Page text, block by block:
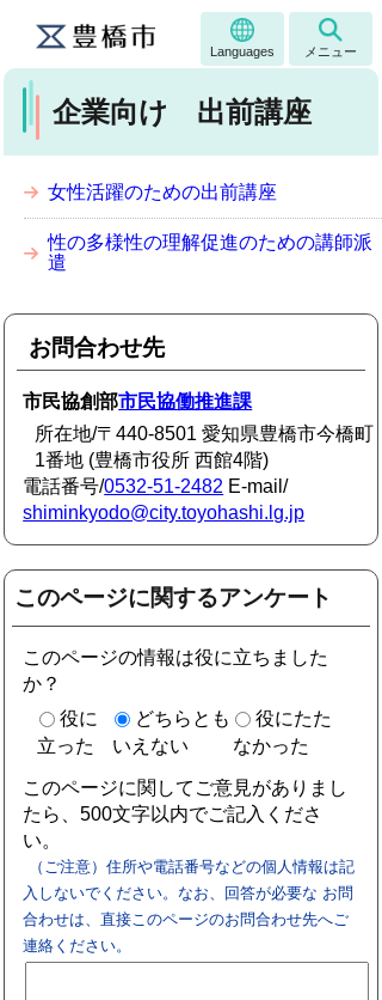
Languages メニュー
企業向け 出前講座
女性活躍のための出前講座
性の多様性の理解促進のための講師派
遣
お問合わせ先
市民協創部市民協働推進課
所在地/〒440-8501 愛知県豊橋市今橋町
1番地 (豊橋市役所 西館4階)
電話番号/0532-51-2482 E-mail/
shiminkyodo@city.toyohashi.lg.jp
このページに関するアンケート
このページの情報は役に立ちました
か？
役に
立った
どちらとも
いえない
役にたた
なかった
このページに関してご意見がありまし
たら、500文字以内でご記入くださ
い。
（ご注意）住所や電話番号などの個人情報は記
入しないでください。なお、回答が必要な お問
合わせは、直接このページのお問合わせ先へご
連絡ください。